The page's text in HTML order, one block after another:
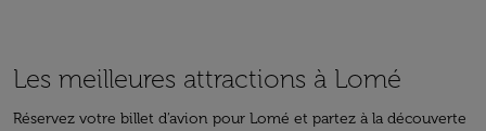
Les meilleures attractions à Lomé
Réservez votre billet d’avion pour Lomé et partez à la découverte